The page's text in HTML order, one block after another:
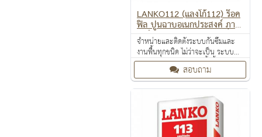
LANKO112 (แลงโก้112) ร๊อค
ฟิล ปูนฉาบอเนกประสงค์ ภายใ
น สำหรับฉาบแต่งผนังยิปซั่มบ
อร์ด ซีเมนต์บอร์ด
จำหน่ายและติดตั้งระบบกันซึมและ
งานพื้นทุกชนิด ไม่ว่าจะเป็น ระบบ
งานกันซึม ระบบงานติดตั้งพื้น งาน
ป้องกันไฟลาม งานเคลือบปกป้องพื้น
ผิว งานเคลือบสารสะท้อนความร้อน
สอบถาม